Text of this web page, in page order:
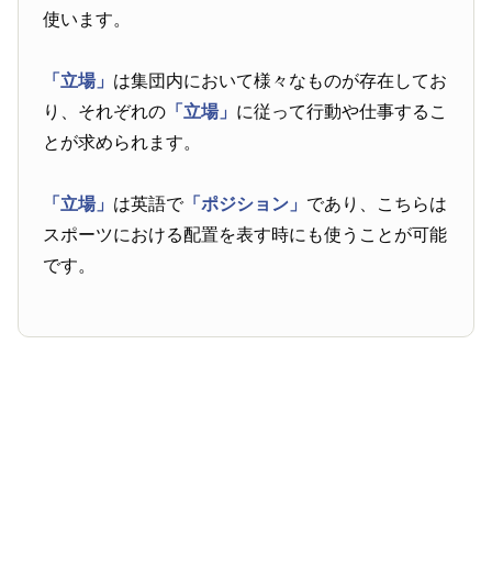
使います。
「立場」 は集団内において様々なものが存在してお
り、それぞれの 「立場」 に従って行動や仕事するこ
とが求められます。
「立場」 は英語で「ポジション」 であり、こちらは
スポーツにおける配置を表す時にも使うことが可能
です。